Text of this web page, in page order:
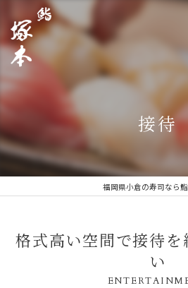
接待
福岡県小倉の寿司なら
格式高い空間で接待
い